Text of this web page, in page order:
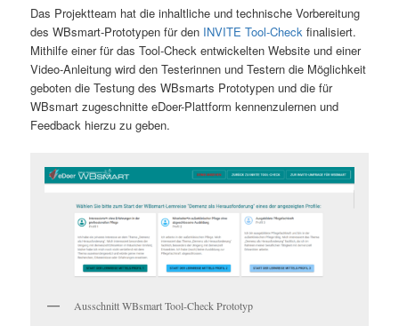
Das Projektteam hat die inhaltliche und technische Vorbereitung
des WBsmart-Prototypen für den INVITE Tool-Check finalisiert.
Mithilfe einer für das Tool-Check entwickelten Website und einer
Video-Anleitung wird den Testerinnen und Testern die Möglichkeit
geboten die Testung des WBsmarts Prototypen und die für
WBsmart zugeschnitte eDoer-Plattform kennenzulernen und
Feedback hierzu zu geben.
Ausschnitt WBsmart Tool-Check Prototyp